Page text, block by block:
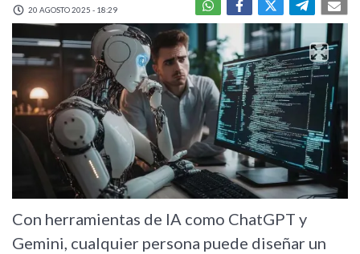
20 AGOSTO 2025 - 18:29
Con herramientas de IA como ChatGPT y
Gemini, cualquier persona puede diseñar un